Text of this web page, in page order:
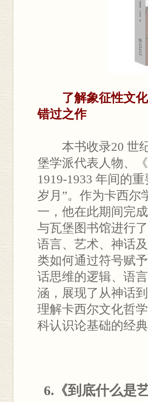
了解象征性文
错过之作
本书收录20 世
堡学派代表人物、
1919-1933 年间的
岁月”。作为卡西尔
一，他在此期间完
与瓦堡图书馆进行
语言、艺术、神话
类如何通过符号赋
话思维的逻辑、语
涵，展现了从神话
理解卡西尔文化哲
科认识论基础的经
6.《到底什么是